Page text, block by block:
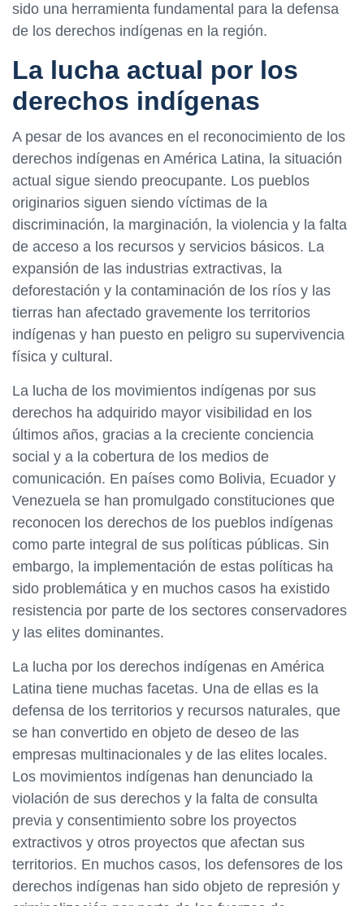
sido una herramienta fundamental para la defensa
de los derechos indígenas en la región.
La lucha actual por los
derechos indígenas
A pesar de los avances en el reconocimiento de los
derechos indígenas en América Latina, la situación
actual sigue siendo preocupante. Los pueblos
originarios siguen siendo víctimas de la
discriminación, la marginación, la violencia y la falta
de acceso a los recursos y servicios básicos. La
expansión de las industrias extractivas, la
deforestación y la contaminación de los ríos y las
tierras han afectado gravemente los territorios
indígenas y han puesto en peligro su supervivencia
física y cultural.
La lucha de los movimientos indígenas por sus
derechos ha adquirido mayor visibilidad en los
últimos años, gracias a la creciente conciencia
social y a la cobertura de los medios de
comunicación. En países como Bolivia, Ecuador y
Venezuela se han promulgado constituciones que
reconocen los derechos de los pueblos indígenas
como parte integral de sus políticas públicas. Sin
embargo, la implementación de estas políticas ha
sido problemática y en muchos casos ha existido
resistencia por parte de los sectores conservadores
y las elites dominantes.
La lucha por los derechos indígenas en América
Latina tiene muchas facetas. Una de ellas es la
defensa de los territorios y recursos naturales, que
se han convertido en objeto de deseo de las
empresas multinacionales y de las elites locales.
Los movimientos indígenas han denunciado la
violación de sus derechos y la falta de consulta
previa y consentimiento sobre los proyectos
extractivos y otros proyectos que afectan sus
territorios. En muchos casos, los defensores de los
derechos indígenas han sido objeto de represión y